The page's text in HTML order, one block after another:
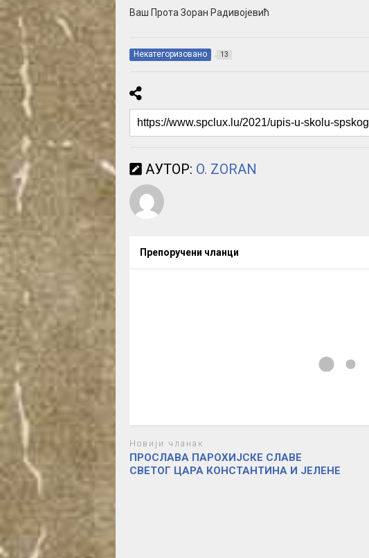
Ваш Прота Зоран Радивојевић
Некатегоризовано 13
АУТОР: O. ZORAN
Препоручени чланци
Новији чланак
ПРОСЛАВА ПАРОХИЈСКЕ СЛАВЕ
СВЕТОГ ЦАРА КОНСТАНТИНА И ЈЕЛЕНЕ